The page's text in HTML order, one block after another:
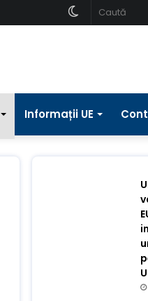
Schimbați
Informații UE